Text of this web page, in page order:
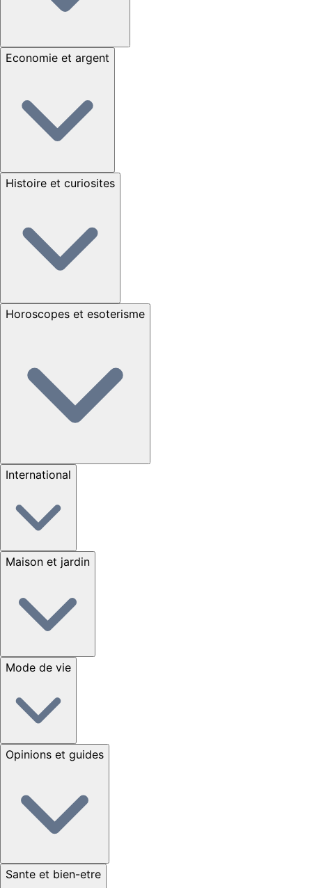
Economie et argent
Histoire et curiosites
Horoscopes et esoterisme
International
Maison et jardin
Mode de vie
Opinions et guides
Sante et bien-etre